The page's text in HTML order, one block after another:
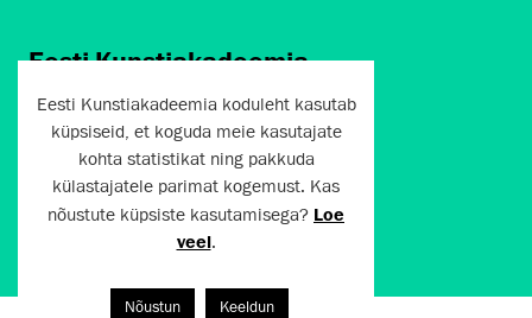
Eesti Kunstiakadeemia
Põhja puiestee 7
Tallinn 10412
artun@artun.ee
+372 6267301
Liitu uudiskirjaga!
Eesti Kunstiakadeemia koduleht kasutab
küpsiseid, et koguda meie kasutajate
kohta statistikat ning pakkuda
külastajatele parimat kogemust. Kas
nõustute küpsiste kasutamisega? Loe
veel.
Nõustun Keeldun